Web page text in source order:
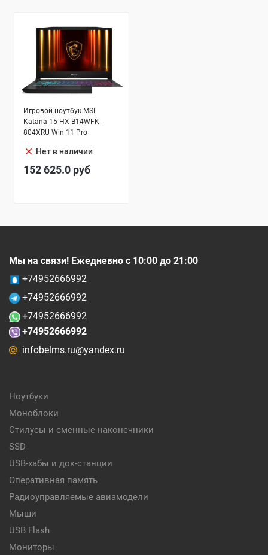
Игровой ноутбук MSI
Katana 15 HX B14WFK-
804XRU Win 11 Pro
clear Нет в наличии
152 625.0 руб
Мы на связи! Ежедневно с 10:00 до 21:00
+74952666992
+74952666992
+74952666992
+74952666992
infobelms.ru@yandex.ru
Ноутбуки
Моноблоки
Стилусы и сменные наконечники
SSD
USB-хабы и док-станции
Оперативная память
Радиоуправляемые авиамодели
Мыши
USB Flash
Мониторы